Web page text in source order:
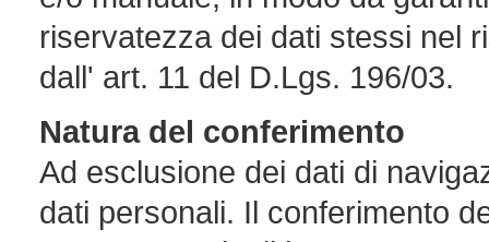
riservatezza dei dati stessi nel
dall' art. 11 del D.Lgs. 196/03.
Natura del conferimento
Ad esclusione dei dati di
dati personali. Il conferimento